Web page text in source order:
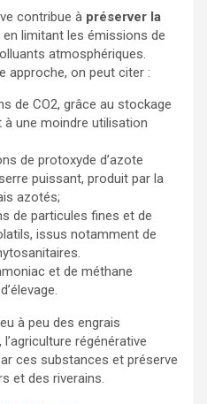
contribue à préserver la
limitant les émissions de
atmosphériques.
approche, on peut citer :
de CO2, grâce au stockage
une moindre utilisation
de protoxyde d’azote
puissant, produit par la
azotés;
de particules fines et de
issus notamment de
et de méthane
à peu des engrais
régénérative
ces substances et préserve
et des riverains.